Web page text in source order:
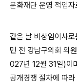
문화재단 운영 적임
같은 날 비상임이사
민 전 강남구의회 의
027년 12월 31일)이
공개경쟁 절차에 따